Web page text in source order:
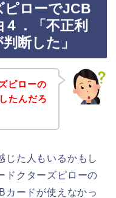
ピローでJCB
．「不正利
断した」
ピローの
たんだろ
じた人もいるかもし
ドクターズピローの
カードが使えなかっ